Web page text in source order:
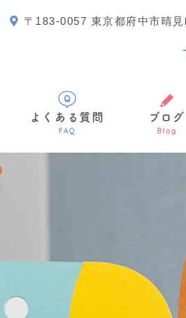
〒183-0057 東京都府中市晴
よくある質問
FAQ
ブログ
Blog